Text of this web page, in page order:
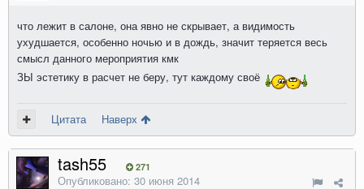
что лежит в салоне, она явно не скрывает, а видимость
ухудшается, особенно ночью и в дождь, значит теряется весь
смысл данного мероприятия кмк
ЗЫ эстетику в расчет не беру, тут каждому своё
Цитата Наверх
tash55 271
Опубликовано: 30 июня 2014